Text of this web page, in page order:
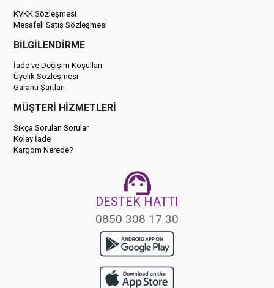
KVKK Sözleşmesi
Mesafeli Satış Sözleşmesi
BİLGİLENDİRME
İade ve Değişim Koşulları
Üyelik Sözleşmesi
Garanti Şartları
MÜŞTERİ HİZMETLERİ
Sıkça Sorulan Sorular
Kolay İade
Kargom Nerede?
DESTEK HATTI
0850 308 17 30